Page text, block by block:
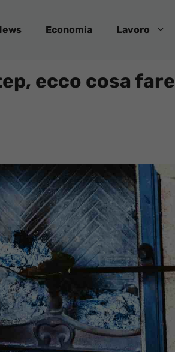
Economia Lavoro
ecco cosa fare